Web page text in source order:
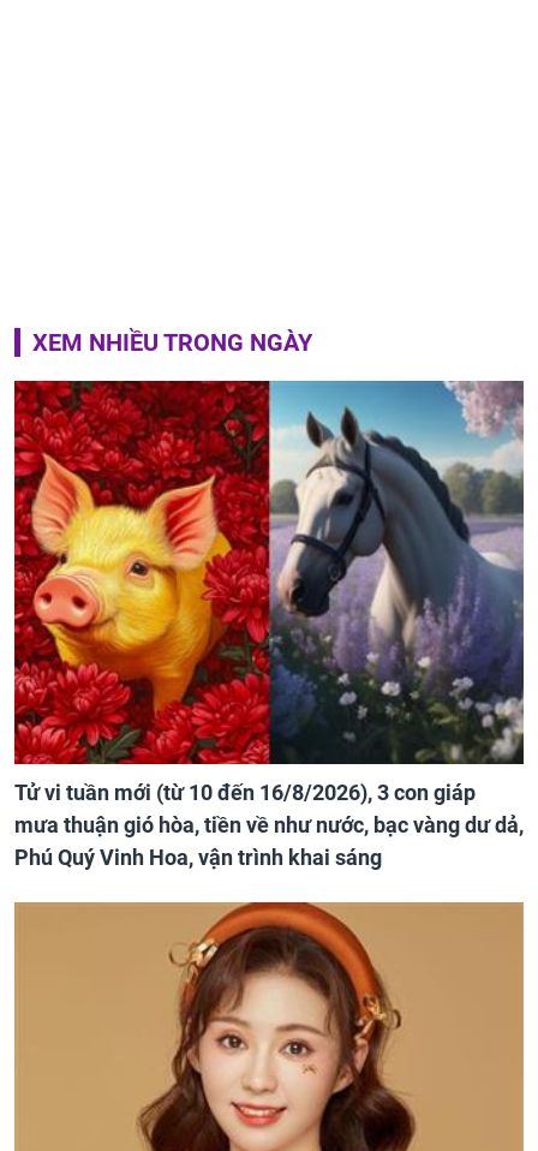
XEM NHIỀU TRONG NGÀY
Tử vi tuần mới (từ 10 đến 16/8/2026), 3 con giáp
mưa thuận gió hòa, tiền về như nước, bạc vàng dư dả,
Phú Quý Vinh Hoa, vận trình khai sáng